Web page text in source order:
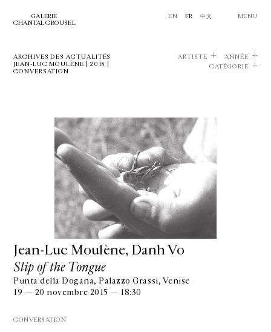
GALERIE
CHANTAL CROUSEL
EN FR 中文 MENU
ARCHIVES DES ACTUALITÉS
JEAN-LUC MOULÈNE | 2015 |
CONVERSATION
ARTISTE
ANNÉE
CATÉGORIE
Jean-Luc Moulène, Danh Vo
Slip of the Tongue
Punta della Dogana, Palazzo Grassi, Venise
19 — 20 novembre 2015 — 18:30
CONVERSATION
GALERIE CHANTAL CROUSEL
T.+33 1 42 77 38 87